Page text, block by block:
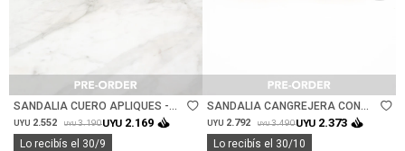
Talle
SANDALIA CUERO APLIQUES -
CHOCOLATE
UYU 2.552 UYU 3.190UYU 2.169
Lo recibís el 30/9
Talle
SANDALIA CANGREJERA CON
TOBILLERA - CHOCOLATE
UYU 2.792 UYU 3.490UYU 2.373
Lo recibís el 30/10